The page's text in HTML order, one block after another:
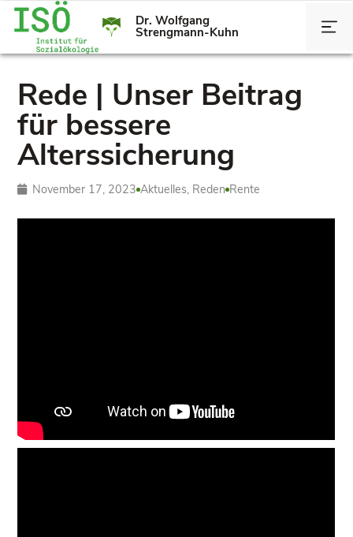
Dr. Wolfgang
Strengmann-Kuhn
Rede | Unser Beitrag
für bessere
Alterssicherung
November 17, 2023 Aktuelles, Reden Rente